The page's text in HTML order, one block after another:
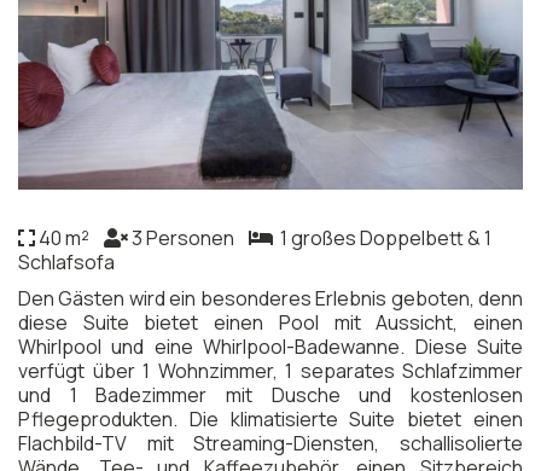
40 m² 3 Personen
1 großes Doppelbett & 1
Schlafsofa
Den Gästen wird ein besonderes Erlebnis geboten, denn
diese Suite bietet einen Pool mit Aussicht, einen
Whirlpool und eine Whirlpool-Badewanne. Diese Suite
verfügt über 1 Wohnzimmer, 1 separates Schlafzimmer
und 1 Badezimmer mit Dusche und kostenlosen
Pflegeprodukten. Die klimatisierte Suite bietet einen
Flachbild-TV mit Streaming-Diensten, schallisolierte